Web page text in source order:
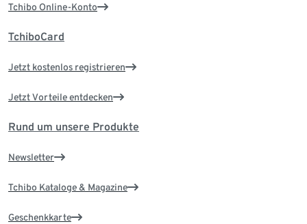
Tchibo Online-Konto
TchiboCard
Jetzt kostenlos registrieren
Jetzt Vorteile entdecken
Rund um unsere Produkte
Newsletter
Tchibo Kataloge & Magazine
Geschenkkarte